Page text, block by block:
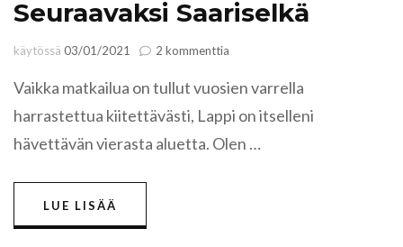
Seuraavaksi Saariselkä
käytössä 03/01/2021 2 kommenttia
Saariselkä
Vaikka matkailua on tullut vuosien varrella
harrastettua kiitettävästi, Lappi on itselleni
hävettävän vierasta aluetta. Olen …
LUE LISÄÄ